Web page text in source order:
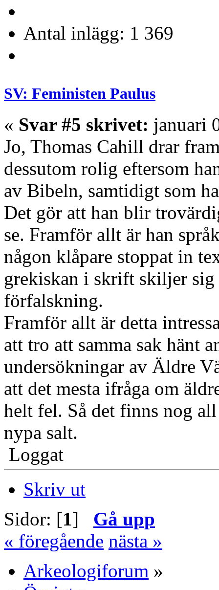
Antal inlägg: 1 369
SV: Feministen Paulus
« Svar #5 skrivet: januari
Jo, Thomas Cahill drar
dessutom rolig eftersom
av Bibeln, samtidigt som
Det gör att han blir
se. Framför allt är han
någon klåpare stoppat in
grekiskan i skrift skiljer sig
förfalskning.
Framför allt är detta
att tro att samma sak hänt
undersökningar av Äldre
att det mesta ifråga om
helt fel. Så det finns nog
nypa salt.
Loggat
Skriv ut
Sidor: [1] Gå upp
« föregående nästa »
Arkeologiforum »